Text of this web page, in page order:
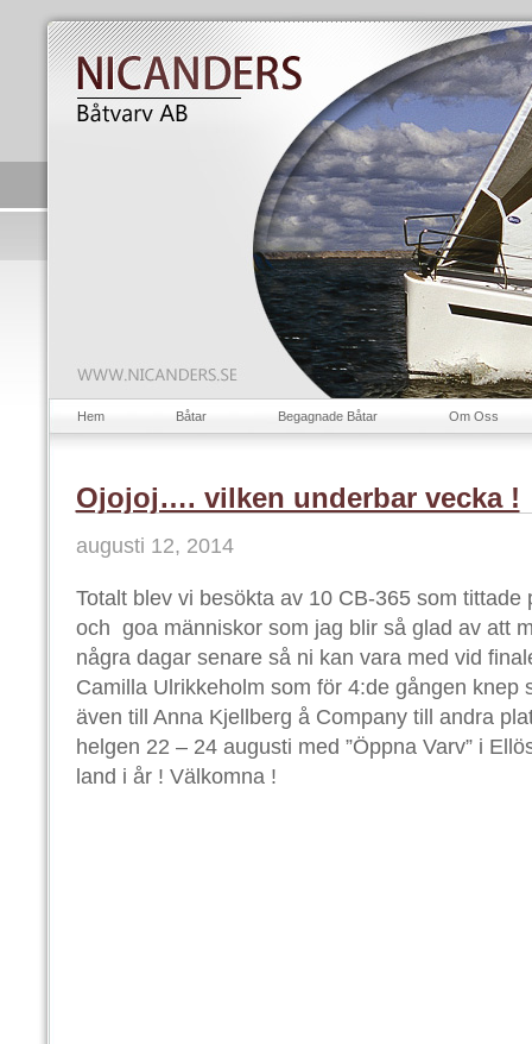
Hem Båtar Begagnade Båtar Om Oss
Ojojoj…. vilken underbar vecka !
augusti 12, 2014
Totalt blev vi besökta av 10 CB-365 som tittade
och goa människor som jag blir så glad av att
några dagar senare så ni kan vara med vid
Camilla Ulrikkeholm som för 4:de gången knep
även till Anna Kjellberg å Company till andra
helgen 22 – 24 augusti med ”Öppna Varv” i
land i år ! Välkomna !